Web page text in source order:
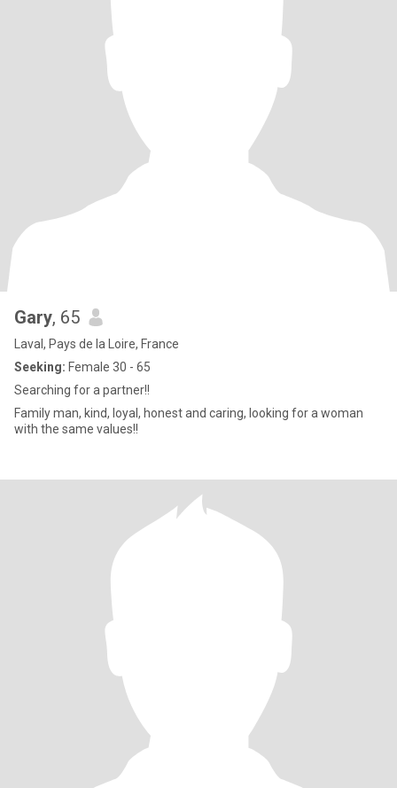
Gary, 65
Laval, Pays de la Loire, France
Seeking: Female 30 - 65
Searching for a partner!!
Family man, kind, loyal, honest and caring, looking for a woman
with the same values!!